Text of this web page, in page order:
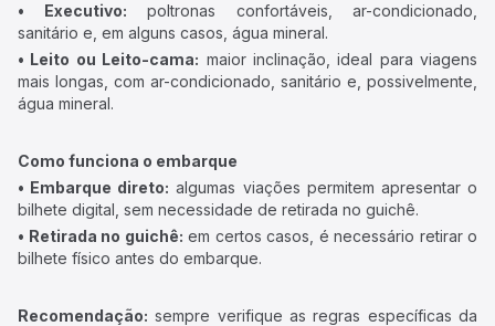
• Executivo: poltronas confortáveis, ar-condicionado,
sanitário e, em alguns casos, água mineral.
• Leito ou Leito-cama: maior inclinação, ideal para viagens
mais longas, com ar-condicionado, sanitário e, possivelmente,
água mineral.
Como funciona o embarque
• Embarque direto: algumas viações permitem apresentar o
bilhete digital, sem necessidade de retirada no guichê.
• Retirada no guichê: em certos casos, é necessário retirar o
bilhete físico antes do embarque.
Recomendação: sempre verifique as regras específicas da